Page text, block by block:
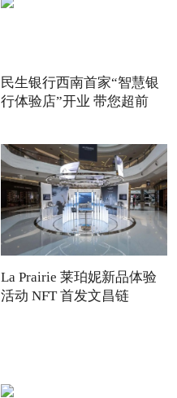
民生银行西南首家“智慧银
行体验店”开业 带您超前
La Prairie 莱珀妮新品体验
活动 NFT 首发文昌链